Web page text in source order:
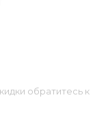
обратитесь к